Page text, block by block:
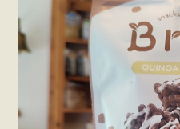
Cart
Checkout